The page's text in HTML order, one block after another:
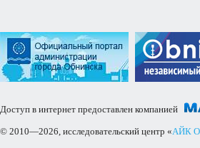
Доступ в интернет предоставлен компанией
© 2010—2026, исследовательский центр «АЙК